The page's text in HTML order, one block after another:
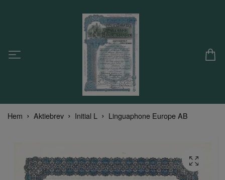
Hem Aktiebrev Initial L Linguaphone Europe AB